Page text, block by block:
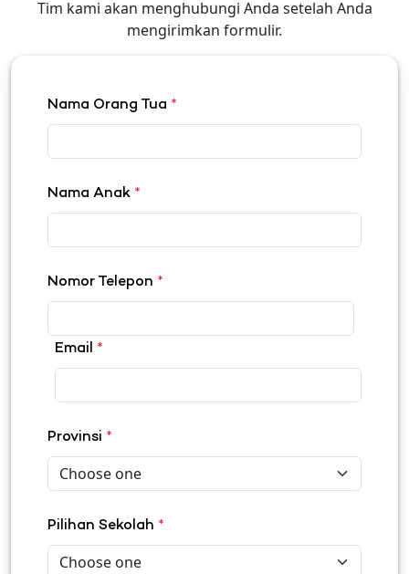
Tim kami akan menghubungi Anda setelah Anda
mengirimkan formulir.
Nama Orang Tua *
Nama Anak *
Nomor Telepon *
Email *
Provinsi *
Pilihan Sekolah *